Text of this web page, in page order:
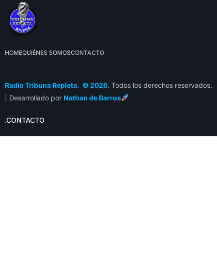
HOMEQUIÉNES SOMOSCONTACTO
Radio Tribuna Repleta. © 2026. Todos los derechos reservados.
| Desarrollado por Nathan de Barros
.CONTACTO